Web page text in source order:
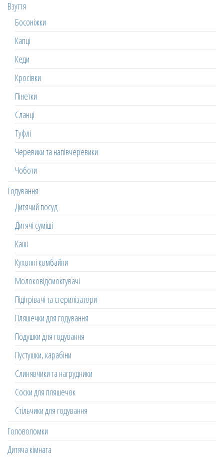
Взуття
Босоніжки
Капці
Кеди
Кросівки
Пінетки
Сланці
Туфлі
Черевики та напівчеревики
Чоботи
Годування
Дитячий посуд
Дитячі суміші
Каші
Кухонні комбайни
Молоковідсмоктувачі
Підігрівачі та стерилізатори
Пляшечки для годування
Подушки для годування
Пустушки, карабіни
Слинявчики та нагрудники
Соски для пляшечок
Стільчики для годування
Головоломки
Дитяча кімната